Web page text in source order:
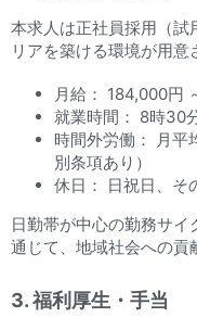
本求人は正社員採用（試
リアを築ける環境が用意
月給： 184,000円
就業時間： 8時30
時間外労働： 月平
別条項あり）
休日： 日祝日、そ
日勤帯が中心の勤務サ
通じて、地域社会への貢
3. 福利厚生・手当